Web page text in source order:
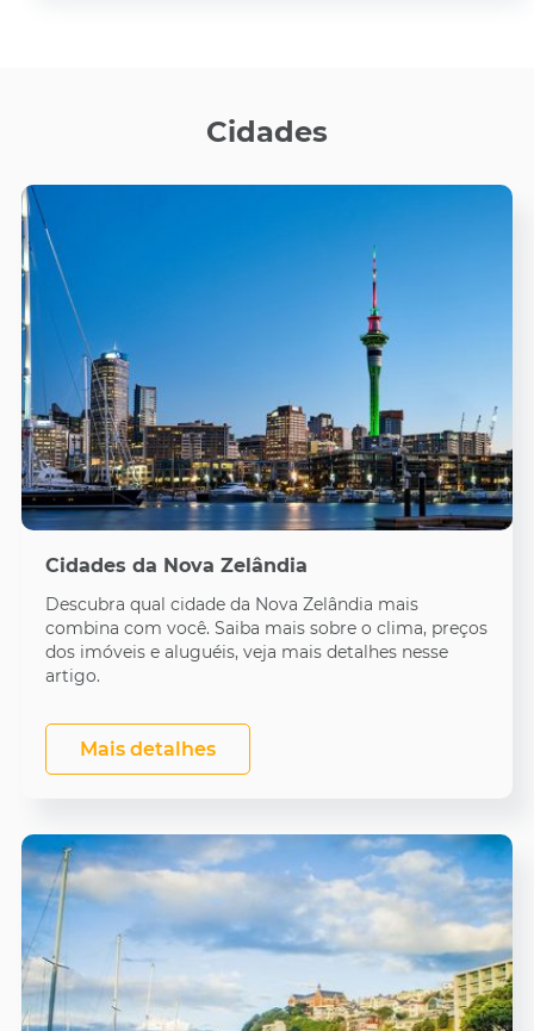
Cidades
Cidades da Nova Zelândia
Descubra qual cidade da Nova Zelândia mais
combina com você. Saiba mais sobre o clima, preços
dos imóveis e aluguéis, veja mais detalhes nesse
artigo.
Mais detalhes